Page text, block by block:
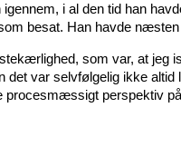
i al den tid han
besat. Han havde
som var, at
var selvfølgelig ikke
perspektiv